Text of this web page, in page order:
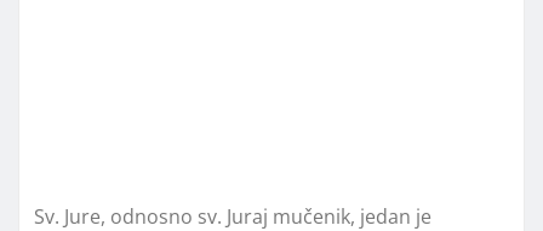
Sv. Jure, odnosno sv. Juraj mučenik, jedan je